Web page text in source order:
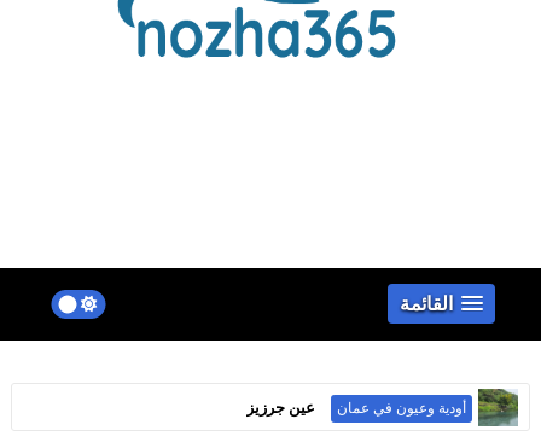
القائمة
أودية وعيون في عمان عين جرزيز